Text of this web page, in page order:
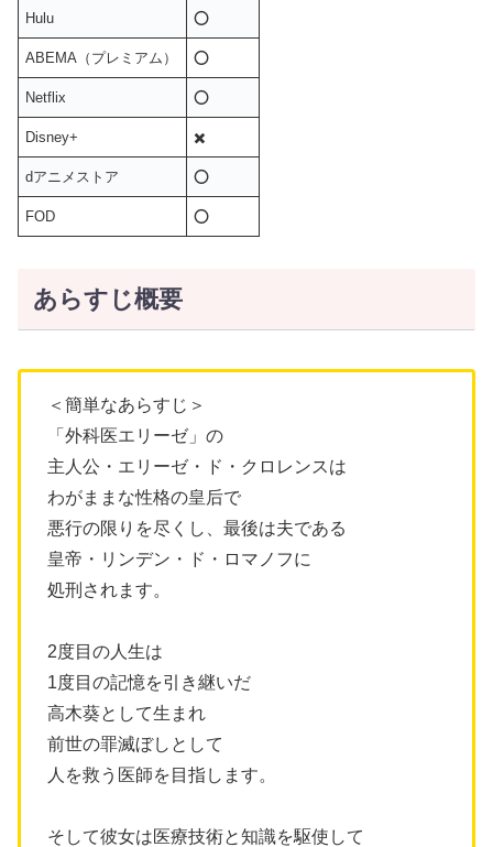
Hulu ⭕️
ABEMA（プレミアム） ⭕️
Netflix ⭕️
Disney+ ✖️
dアニメストア ⭕️
FOD ⭕️
あらすじ概要
＜簡単なあらすじ＞
「外科医エリーゼ」の
主人公・エリーゼ・ド・クロレンスは
わがままな性格の皇后で
悪行の限りを尽くし、最後は夫である
皇帝・リンデン・ド・ロマノフに
処刑されます。
2度目の人生は
1度目の記憶を引き継いだ
高木葵として生まれ
前世の罪滅ぼしとして
人を救う医師を目指します。
そして彼女は医療技術と知識を駆使して